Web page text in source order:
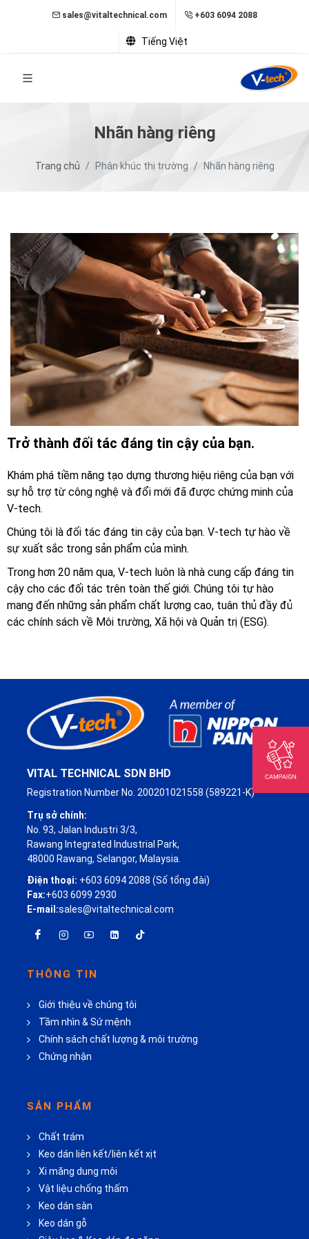
sales@vitaltechnical.com +603 6094 2088
Tiếng Việt
Nhãn hàng riêng
Trang chủ Phân khúc thị trường Nhãn hàng riêng
Trở thành đối tác đáng tin cậy của bạn.
Khám phá tiềm năng tạo dựng thương hiệu riêng của bạn với
sự hỗ trợ từ công nghệ và đổi mới đã được chứng minh của
V-tech.
Chúng tôi là đối tác đáng tin cậy của bạn. V-tech tự hào về
sự xuất sắc trong sản phẩm của mình.
Trong hơn 20 năm qua, V-tech luôn là nhà cung cấp đáng tin
cậy cho các đối tác trên toàn thế giới. Chúng tôi tự hào
mang đến những sản phẩm chất lượng cao, tuân thủ đầy đủ
các chính sách về Môi trường, Xã hội và Quản trị (ESG).
VITAL TECHNICAL SDN BHD
Registration Number No. 200201021558 (589221-K)
Trụ sở chính:
No. 93, Jalan Industri 3/3,
Rawang Integrated Industrial Park,
48000 Rawang, Selangor, Malaysia.
Điện thoại: +603 6094 2088 (Số tổng đài)
Fax:+603 6099 2930
E-mail:sales@vitaltechnical.com
THÔNG TIN
Giới thiệu về chúng tôi
Tầm nhìn & Sứ mệnh
Chính sách chất lượng & môi trường
Chứng nhận
SẢN PHẨM
Chất trám
Keo dán liên kết/liên kết xịt
Xi măng dung môi
Vật liệu chống thấm
Keo dán sàn
Keo dán gỗ